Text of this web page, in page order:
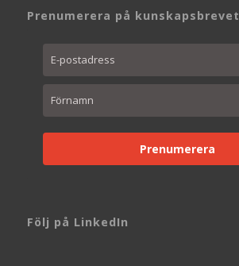
Prenumerera på kunskapsbrevet
Prenumerera
Följ på LinkedIn